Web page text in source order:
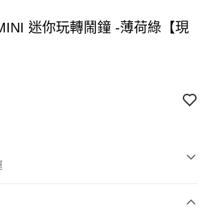
迷你玩轉鬧鐘 -薄荷綠【現